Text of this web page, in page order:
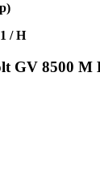
/ H
GV 8500 M